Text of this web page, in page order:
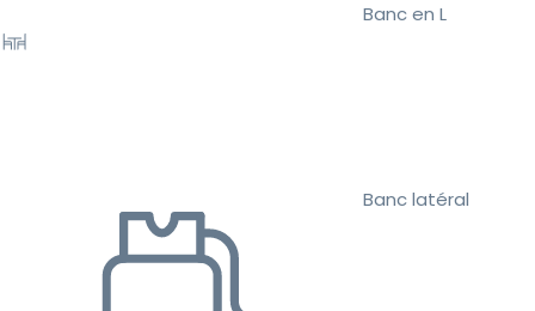
Banc en L
Banc latéral